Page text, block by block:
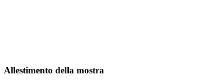
Allestimento della mostra